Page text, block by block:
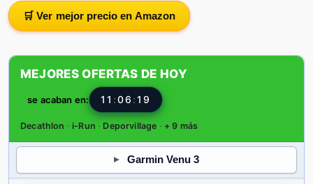
🛒 Ver mejor precio en Amazon
MEJORES OFERTAS DE HOY
se acaban en: 11 :06 :18
Decathlon ·i-Run · Deporvillage · + 9 más
Garmin Venu 3